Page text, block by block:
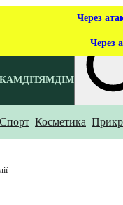
Через
Через
ДІТЯМДІМ
Що ти
Спорт Косметика